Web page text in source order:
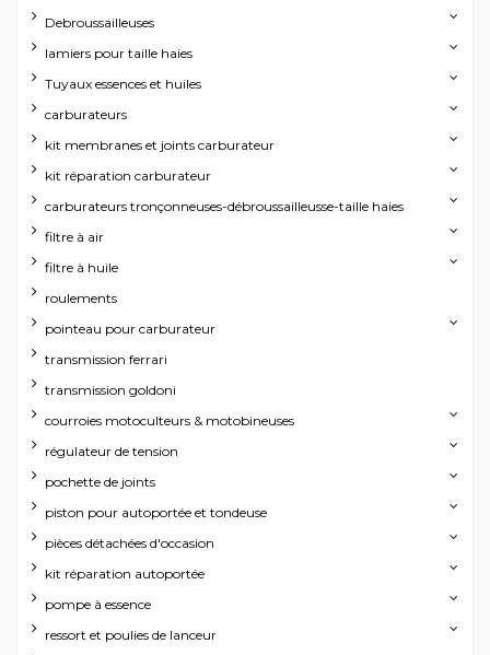
Debroussailleuses
lamiers pour taille haies
Tuyaux essences et huiles
carburateurs
kit membranes et joints carburateur
kit réparation carburateur
carburateurs tronçonneuses-débroussailleusse-taille haies
filtre à air
filtre à huile
roulements
pointeau pour carburateur
transmission ferrari
transmission goldoni
courroies motoculteurs & motobineuses
régulateur de tension
pochette de joints
piston pour autoportée et tondeuse
pièces détachées d'occasion
kit réparation autoportée
pompe à essence
ressort et poulies de lanceur